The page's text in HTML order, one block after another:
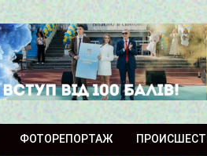
ФОТОРЕПОРТАЖ